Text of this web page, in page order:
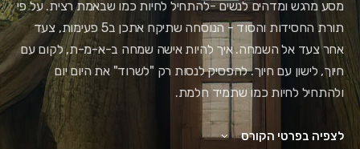
מסע מרגש ומדהים לנשים -להתחיל לחיות כמו שבאמת רצית. על פי
תורת החסידות והסוד - הנוסחה שתיקח אתכן ב5 פעימות, צעד
אחר צעד אל השמחה. איך להיות אישה שמחה ב-א-מ-ת, לקום עם
חיוך, לישון עם חיוך. להפסיק לנסות רק "לשרוד" את היום יום
ולהתחיל לחיות כמו שתמיד חלמת.
לצפיה בפרטי הקורס